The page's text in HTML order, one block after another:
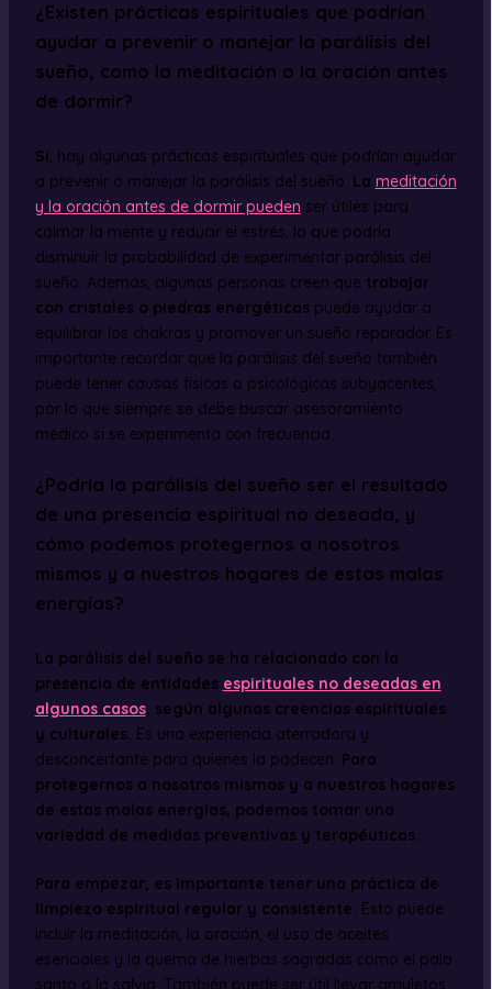
¿Existen prácticas espirituales que podrían
ayudar a prevenir o manejar la parálisis del
sueño, como la meditación o la oración antes
de dormir?
Sí, hay algunas prácticas espirituales que podrían ayudar
a prevenir o manejar la parálisis del sueño. La meditación
y la oración antes de dormir pueden ser útiles para
calmar la mente y reducir el estrés, lo que podría
disminuir la probabilidad de experimentar parálisis del
sueño. Además, algunas personas creen que trabajar
con cristales o piedras energéticaspuede ayudar a
equilibrar los chakras y promover un sueño reparador. Es
importante recordar que la parálisis del sueño también
puede tener causas físicas o psicológicas subyacentes,
por lo que siempre se debe buscar asesoramiento
médico si se experimenta con frecuencia.
¿Podría la parálisis del sueño ser el resultado
de una presencia espiritual no deseada, y
cómo podemos protegernos a nosotros
mismos y a nuestros hogares de estas malas
energías?
La parálisis del sueño se ha relacionado con la
presencia de entidades espirituales no deseadas en
algunos casos, según algunas creencias espirituales
y culturales. Es una experiencia aterradora y
desconcertante para quienes la padecen. Para
protegernos a nosotros mismos y a nuestros hogares
de estas malas energías, podemos tomar una
variedad de medidas preventivas y terapéuticas.
Para empezar, es importante tener una práctica de
limpieza espiritual regular y consistente. Esto puede
incluir la meditación, la oración, el uso de aceites
esenciales y la quema de hierbas sagradas como el palo
santo o la salvia. También puede ser útil llevar amuletos